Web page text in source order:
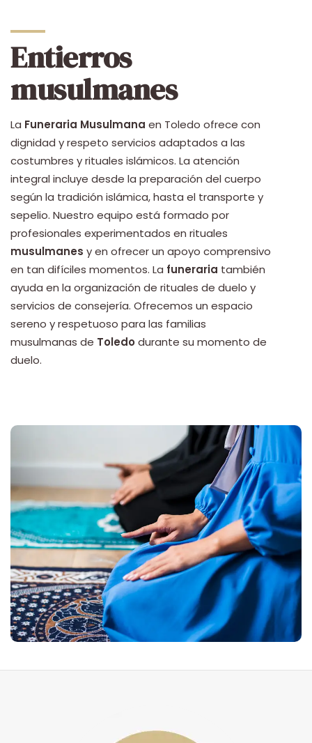
Entierros
musulmanes
La Funeraria Musulmana en Toledo ofrece con
dignidad y respeto servicios adaptados a las
costumbres y rituales islámicos. La atención
integral incluye desde la preparación del cuerpo
según la tradición islámica, hasta el transporte y
sepelio. Nuestro equipo está formado por
profesionales experimentados en rituales
musulmanes y en ofrecer un apoyo comprensivo
en tan difíciles momentos. La funeraria también
ayuda en la organización de rituales de duelo y
servicios de consejería. Ofrecemos un espacio
sereno y respetuoso para las familias
musulmanas de Toledodurante su momento de
duelo.